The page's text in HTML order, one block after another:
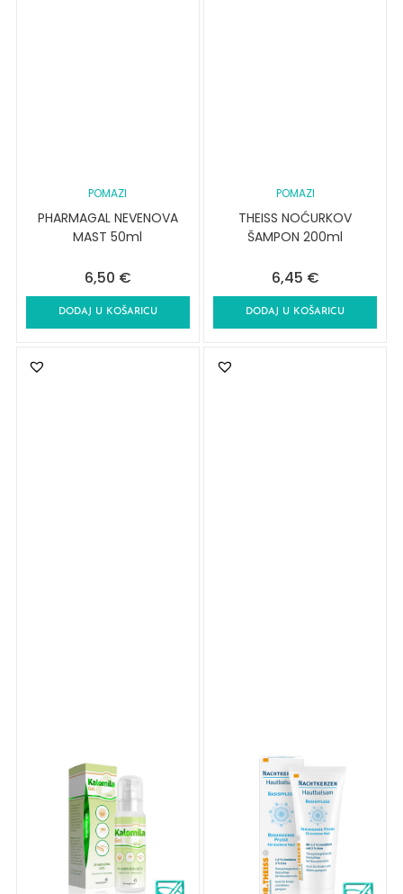
POMAZI
PHARMAGAL NEVENOVA
MAST 50ml
6,50 €
DODAJ U KOŠARICU
POMAZI
THEISS NOĆURKOV
ŠAMPON 200ml
6,45 €
DODAJ U KOŠARICU